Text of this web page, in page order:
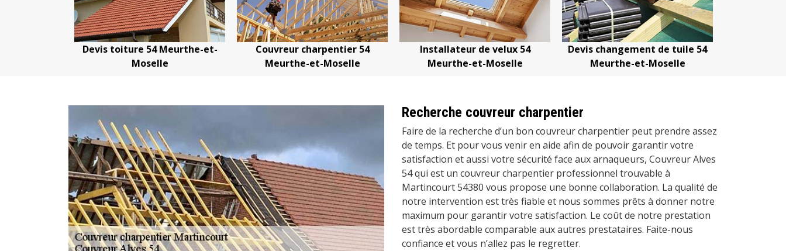
Devis toiture 54 Meurthe-et-
Moselle
Couvreur charpentier 54
Meurthe-et-Moselle
Installateur de velux 54
Meurthe-et-Moselle
Devis changement de tuile 54
Meurthe-et-Moselle
Devis nettoyage
Recherche couvreur charpentier
Faire de la recherche d’un bon couvreur charpentier peut prendre assez
de temps. Et pour vous venir en aide afin de pouvoir garantir votre
satisfaction et aussi votre sécurité face aux arnaqueurs, Couvreur Alves
54 qui est un couvreur charpentier professionnel trouvable à
Martincourt 54380 vous propose une bonne collaboration. La qualité de
notre intervention est très fiable et nous sommes prêts à donner notre
maximum pour garantir votre satisfaction. Le coût de notre prestation
est très abordable comparable aux autres prestataires. Faite-nous
confiance et vous n’allez pas le regretter.